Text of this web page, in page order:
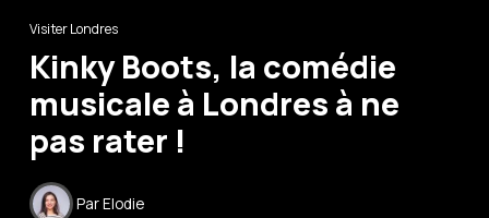
Visiter Londres
Kinky Boots, la comédie
musicale à Londres à ne
pas rater !
ParElodie